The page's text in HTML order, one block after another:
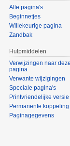
Alle pagina's
Beginnetjes
Willekeurige pagina
Zandbak
Hulpmiddelen
Verwijzingen naar deze
pagina
Verwante wijzigingen
Speciale pagina's
Printvriendelijke versie
Permanente koppeling
Paginagegevens